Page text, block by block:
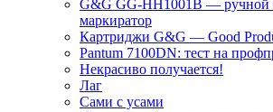
G&G GG-HH1001B — ручной
маркиратор
Картриджи G&G — Good
Pantum 7100DN: тест на
Некрасиво получается!
Лаг
Сами с усами